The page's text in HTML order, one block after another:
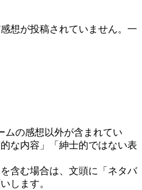
想が投稿されていません。一
ムの感想以外が含まれてい
な内容」「紳士的ではない表
含む場合は、文頭に「ネタバ
します。